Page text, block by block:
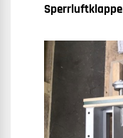
Sperrluftklappe